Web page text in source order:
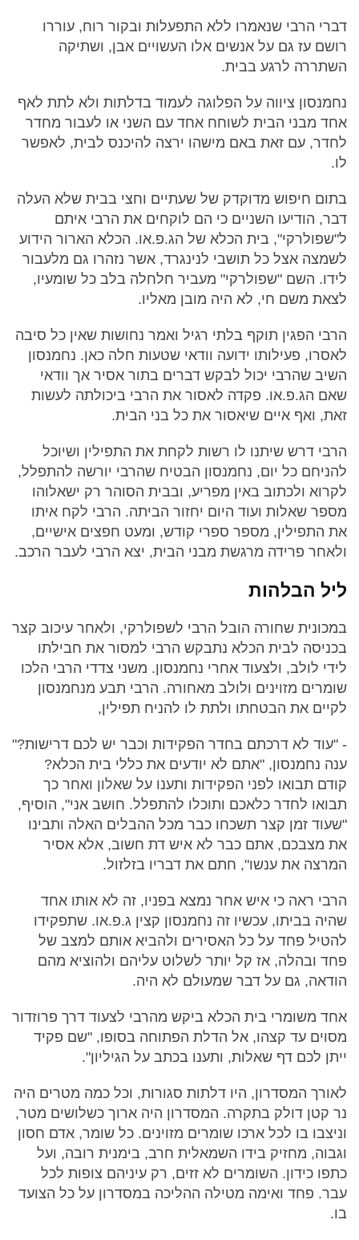
דברי הרבי שנאמרו ללא התפעלות ובקור רוח, עוררו
רושם עז גם על אנשים אלו העשויים אבן, ושתיקה
השתררה לרגע בבית.
נחמנסון ציווה על הפלוגה לעמוד בדלתות ולא לתת לאף
אחד מבני הבית לשוחח אחד עם השני או לעבור מחדר
לחדר, עם זאת באם מישהו ירצה להיכנס לבית, לאפשר
לו.
בתום חיפוש מדוקדק של שעתיים וחצי בבית שלא העלה
דבר, הודיעו השניים כי הם לוקחים את הרבי איתם
ל"שפולרקי", בית הכלא של הג.פ.או. הכלא הארור הידוע
לשמצה אצל כל תושבי לנינגרד, אשר נזהרו גם מלעבור
לידו. השם "שפולרקי" מעביר חלחלה בלב כל שומעיו,
לצאת משם חי, לא היה מובן מאליו.
הרבי הפגין תוקף בלתי רגיל ואמר נחושות שאין כל סיבה
לאסרו, פעילותו ידועה וודאי שטעות חלה כאן. נחמנסון
השיב שהרבי יכול לבקש דברים בתור אסיר אך וודאי
שאם הג.פ.או. פקדה לאסור את הרבי ביכולתה לעשות
זאת, ואף איים שיאסור את כל בני הבית.
הרבי דרש שיתנו לו רשות לקחת את התפילין ושיוכל
להניחם כל יום, נחמנסון הבטיח שהרבי יורשה להתפלל,
לקרוא ולכתוב באין מפריע, ובבית הסוהר רק ישאלוהו
מספר שאלות ועוד היום יחזור הביתה. הרבי לקח איתו
את התפילין, מספר ספרי קודש, ומעט חפצים אישיים,
ולאחר פרידה מרגשת מבני הבית, יצא הרבי לעבר הרכב.
ליל הבלהות
במכונית שחורה הובל הרבי לשפולרקי, ולאחר עיכוב קצר
בכניסה לבית הכלא נתבקש הרבי למסור את חבילתו
לידי לולב, ולצעוד אחרי נחמנסון. משני צדדי הרבי הלכו
שומרים מזוינים ולולב מאחורה. הרבי תבע מנחמנסון
לקיים את הבטחתו ולתת לו להניח תפילין,
- "עוד לא דרכתם בחדר הפקידות וכבר יש לכם דרישות?"
ענה נחמנסון, "אתם לא יודעים את כללי בית הכלא?
קודם תבואו לפני הפקידות ותענו על שאלון ואחר כך
תבואו לחדר כלאכם ותוכלו להתפלל. חושב אני", הוסיף,
"שעוד זמן קצר תשכחו כבר מכל ההבלים האלה ותבינו
את מצבכם, אתם כבר לא איש דת חשוב, אלא אסיר
המרצה את ענשו", חתם את דבריו בזלזול.
הרבי ראה כי איש אחר נמצא בפניו, זה לא אותו אחד
שהיה בביתו, עכשיו זה נחמנסון קצין ג.פ.או. שתפקידו
להטיל פחד על כל האסירים ולהביא אותם למצב של
פחד ובהלה, אז קל יותר לשלוט עליהם ולהוציא מהם
הודאה, גם על דבר שמעולם לא היה.
אחד משומרי בית הכלא ביקש מהרבי לצעוד דרך פרוזדור
מסוים עד קצהו, אל הדלת הפתוחה בסופו, "שם פקיד
ייתן לכם דף שאלות, ותענו בכתב על הגיליון".
לאורך המסדרון, היו דלתות סגורות, וכל כמה מטרים היה
נר קטן דולק בתקרה. המסדרון היה ארוך כשלושים מטר,
וניצבו בו לכל ארכו שומרים מזוינים. כל שומר, אדם חסון
וגבוה, מחזיק בידו השמאלית חרב, בימנית רובה, ועל
כתפו כידון. השומרים לא זזים, רק עיניהם צופות לכל
עבר. פחד ואימה מטילה ההליכה במסדרון על כל הצועד
בו.